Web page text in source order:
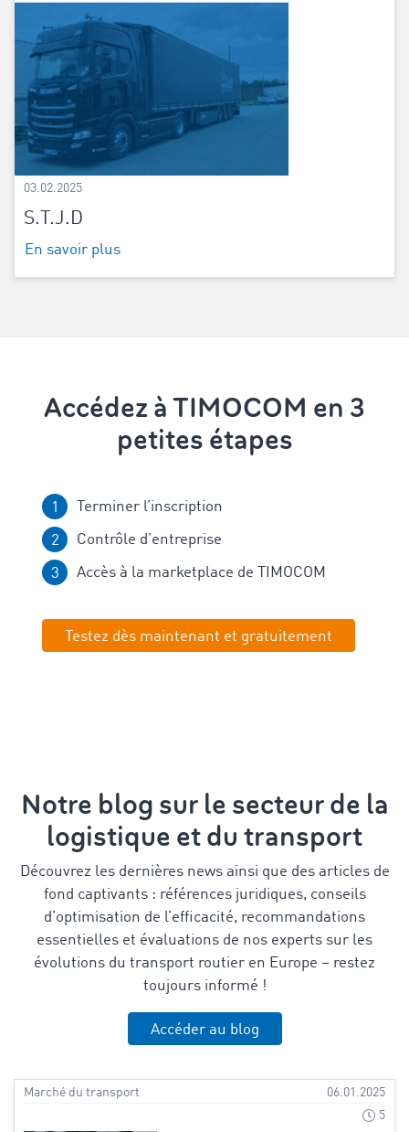
03.02.2025
S.T.J.D
En savoir plus
Accédez à TIMOCOM en 3
petites étapes
Terminer l’inscription
Contrôle d’entreprise
Accès à la marketplace de TIMOCOM
Testez dès maintenant et gratuitement
Notre blog sur le secteur de la
logistique et du transport
Découvrez les dernières news ainsi que des articles de
fond captivants : références juridiques, conseils
d’optimisation de l’efficacité, recommandations
essentielles et évaluations de nos experts sur les
évolutions du transport routier en Europe – restez
toujours informé !
Accéder au blog
Marché du transport
06.01.2025
5